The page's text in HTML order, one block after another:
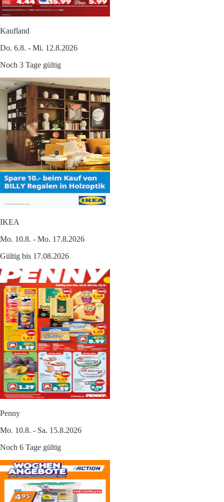
Kaufland
Do. 6.8. - Mi. 12.8.2026
Noch 3 Tage gültig
IKEA
Mo. 10.8. - Mo. 17.8.2026
Gültig bis 17.08.2026
Penny
Mo. 10.8. - Sa. 15.8.2026
Noch 6 Tage gültig